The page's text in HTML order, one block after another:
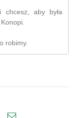
aby była
robimy.